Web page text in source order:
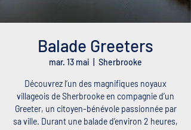
Balade Greeters
mar. 13 mai Sherbrooke
Découvrez l’un des magnifiques noyaux
villageois de Sherbrooke en compagnie d’un
Greeter, un citoyen-bénévole passionnée par
sa ville. Durant une balade d’environ 2 heures,